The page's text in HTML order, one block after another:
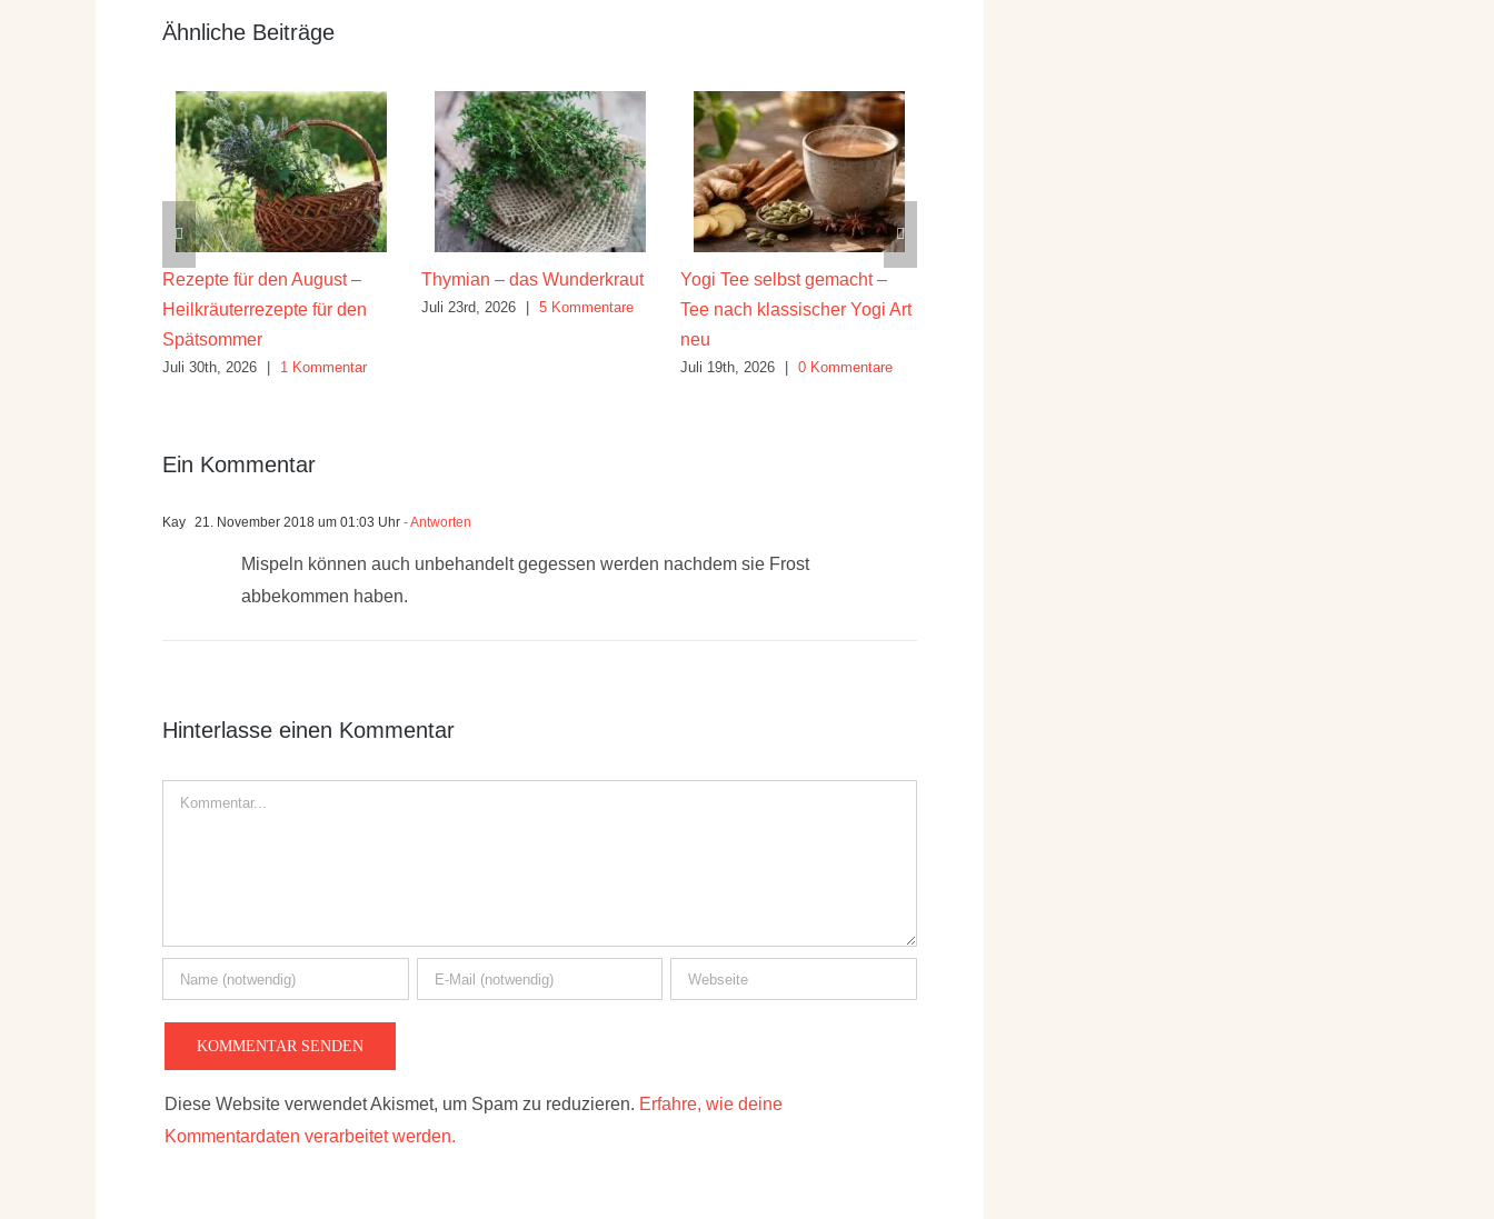
Ähnliche Beiträge
Rezepte für den August –
Heilkräuterrezepte für den
Spätsommer
Juli 30th, 2026 1 Kommentar
Thymian – das Wunderkraut
Juli 23rd, 2026 5 Kommentare
Yogi Tee selbst gemacht –
Tee nach klassischer Yogi Art
neu
Juli 19th, 2026 0 Kommentare
Ein Kommentar
Kay 21. November 2018 um 01:03 Uhr - Antworten
Mispeln können auch unbehandelt gegessen werden nachdem sie Frost
abbekommen haben.
Hinterlasse einen Kommentar
Kommentar
Diese Website verwendet Akismet, um Spam zu reduzieren. Erfahre, wie deine
Kommentardaten verarbeitet werden.